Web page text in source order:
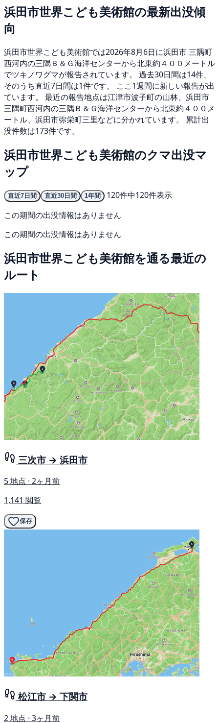
浜田市世界こども美術館の最新出没傾
向
浜田市世界こども美術館では2026年8月6日に浜田市 三隅町
西河内の三隅Ｂ＆Ｇ海洋センターから北東約４００メートル
でツキノワグマが報告されています。 過去30日間は14件、
そのうち直近7日間は1件です。 ここ1週間に新しい報告が出
ています。 最近の報告地点は江津市波子町の山林、浜田市
三隅町西河内の三隅Ｂ＆Ｇ海洋センターから北東約４００メ
ートル、浜田市弥栄町三里などに分かれています。 累計出
没件数は173件です。
浜田市世界こども美術館のクマ出没マ
ップ
直近7日間 直近30日間 1年間
120件中120件表示
この期間の出没情報はありません
この期間の出没情報はありません
浜田市世界こども美術館を通る最近の
ルート
三次市 → 浜田市
5 地点 · 2ヶ月前
1,141 閲覧
保存
松江市 → 下関市
2 地点 · 3ヶ月前